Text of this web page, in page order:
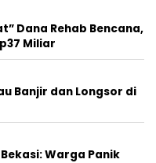
Dana Rehab Bencana,
Miliar
Banjir dan Longsor di
Warga Panik